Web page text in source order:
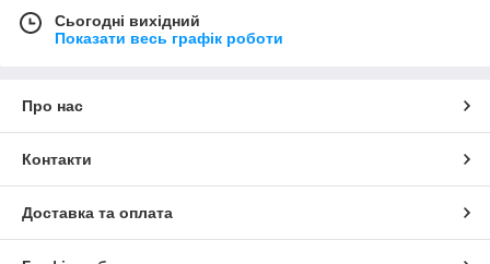
Сьогодні вихідний
Показати весь графік роботи
Про нас
Контакти
Доставка та оплата